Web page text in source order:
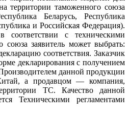
территории таможенного союза
Беларусь, Республика
и Российская Федерация).
с техническими
союза заявитель может выбрать:
соответствия. Заказчик
декларирования с получением
данной продукции
а продавцом — компания,
ТС. Качество данной
Техническими регламентами